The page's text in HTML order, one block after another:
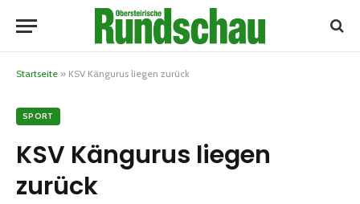
Startseite » KSV Kängurus liegen zurück
SPORT
KSV Kängurus liegen
zurück